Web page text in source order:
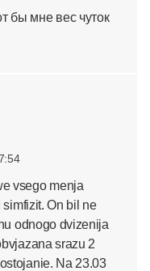
бы мне вес чуток
vsego menja
On bil ne
odnogo dvizenija
srazu 2
Na 23.03